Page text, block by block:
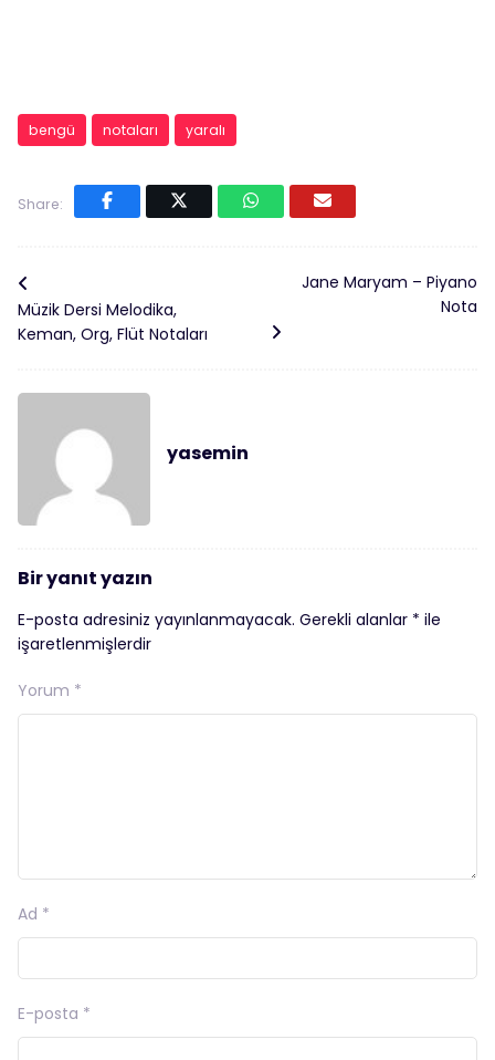
bengü notaları yaralı
Share:
Müzik Dersi Melodika,
Keman, Org, Flüt Notaları
Jane Maryam – Piyano
Nota
yasemin
Bir yanıt yazın
E-posta adresiniz yayınlanmayacak. Gerekli alanlar * ile
işaretlenmişlerdir
Yorum *
Ad *
E-posta *